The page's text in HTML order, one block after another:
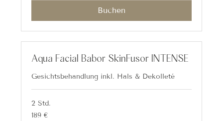
Buchen
Aqua Facial Babor SkinFusor INTENSE
Gesichtsbehandlung inkl. Hals & Dekolleté
2 Std.
189
Euro
189 €